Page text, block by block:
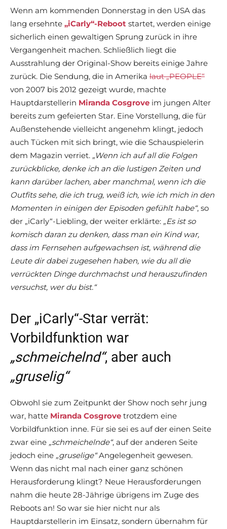
Wenn am kommenden Donnerstag in den USA das
lang ersehnte „iCarly“-Reboot startet, werden einige
sicherlich einen gewaltigen Sprung zurück in ihre
Vergangenheit machen. Schließlich liegt die
Ausstrahlung der Original-Show bereits einige Jahre
zurück. Die Sendung, die in Amerika laut „PEOPLE“
von 2007 bis 2012 gezeigt wurde, machte
Hauptdarstellerin Miranda Cosgrove im jungen Alter
bereits zum gefeierten Star. Eine Vorstellung, die für
Außenstehende vielleicht angenehm klingt, jedoch
auch Tücken mit sich bringt, wie die Schauspielerin
dem Magazin verriet. „Wenn ich auf all die Folgen
zurückblicke, denke ich an die lustigen Zeiten und
kann darüber lachen, aber manchmal, wenn ich die
Outfits sehe, die ich trug, weiß ich, wie ich mich in den
Momenten in einigen der Episoden gefühlt habe“, so
der „iCarly“-Liebling, der weiter erklärte: „Es ist so
komisch daran zu denken, dass man ein Kind war,
dass im Fernsehen aufgewachsen ist, während die
Leute dir dabei zugesehen haben, wie du all die
verrückten Dinge durchmachst und herauszufinden
versuchst, wer du bist.“
Der „iCarly“-Star verrät:
Vorbildfunktion war
„schmeichelnd“, aber auch
„gruselig“
Obwohl sie zum Zeitpunkt der Show noch sehr jung
war, hatte Miranda Cosgrove trotzdem eine
Vorbildfunktion inne. Für sie sei es auf der einen Seite
zwar eine „schmeichelnde“, auf der anderen Seite
jedoch eine „gruselige“Angelegenheit gewesen.
Wenn das nicht mal nach einer ganz schönen
Herausforderung klingt? Neue Herausforderungen
nahm die heute 28-Jährige übrigens im Zuge des
Reboots an! So war sie hier nicht nur als
Hauptdarstellerin im Einsatz, sondern übernahm für